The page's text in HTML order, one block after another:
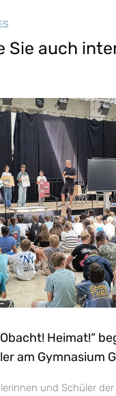
Sie auch
Heimat!“
am Gymnasium
und Schüler der